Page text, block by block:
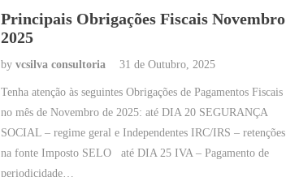
Principais Obrigações Fiscais Novembro
2025
by vcsilva consultoria 31 de Outubro, 2025
Tenha atenção às seguintes Obrigações de Pagamentos Fiscais
no mês de Novembro de 2025: até DIA 20 SEGURANÇA
SOCIAL – regime geral e Independentes IRC/IRS – retenções
na fonte Imposto SELO até DIA 25 IVA – Pagamento de
periodicidade…